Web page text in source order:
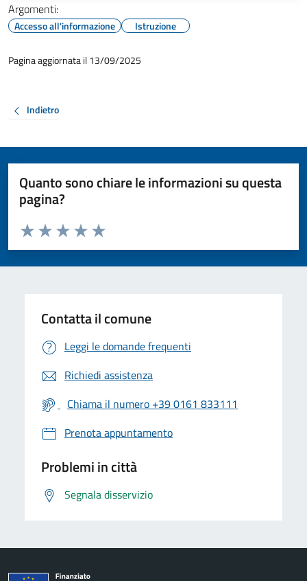
Argomenti:
Accesso all'informazione Istruzione
Pagina aggiornata il 13/09/2025
Indietro
Quanto sono chiare le informazioni su questa
pagina?
Valuta da 1 a 5 stelle la pagina
Valuta 5 stelle su 5
Valuta 4 stelle su 5
Valuta 3 stelle su 5
Valuta 2 stelle su 5
Valuta 1 stelle su 5
Contatta il comune
Leggi le domande frequenti
Richiedi assistenza
Chiama il numero +39 0161 833111
Prenota appuntamento
Problemi in città
Segnala disservizio